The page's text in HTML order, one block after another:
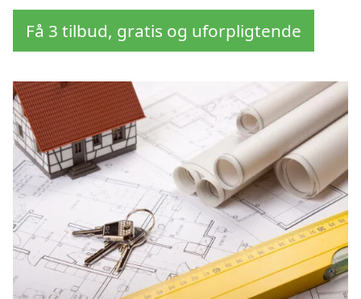
Få 3 tilbud, gratis og uforpligtende